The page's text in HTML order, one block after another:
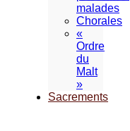
malades
Chorales
«
Ordre
du
Malt
»
Sacrements